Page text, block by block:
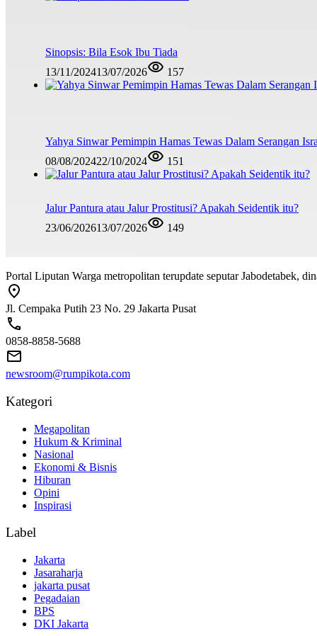
Sinopsis: Bila Esok Ibu Tiada
13/11/202413/07/2026 157
Yahya Sinwar Pemimpin Hamas Tewas Dalam Serangan
08/08/202422/10/2024 151
Jalur Pantura atau Jalur Prostitusi? Apakah Seidentik itu?
23/06/202613/07/2026 149
Portal Liputan Warga metropolitan terupdate seputar Jabodetabek,
Jl. Cempaka Putih 23 No. 29 Jakarta Pusat
0858-8858-5688
newsroom@rumpikota.com
Kategori
Megapolitan
Hukum & Kriminal
Nasional
Ekonomi & Bisnis
Hiburan
Opini
Inspirasi
Label
Jakarta
Jasaraharja
jakarta pusat
Pegadaian
BPS
DKI Jakarta